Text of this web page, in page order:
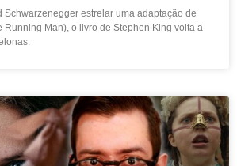
Schwarzenegger estrelar uma adaptação de
Running Man), o livro de Stephen King volta a